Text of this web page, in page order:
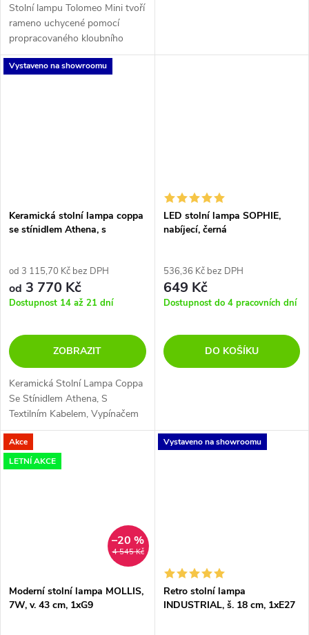
Stolní lampu Tolomeo Mini tvoří
rameno uchycené pomocí
propracovaného kloubního
mechanismu a lanka, které
umožňuje libovolné nastavení
Vystaveno na showroomu
Keramická stolní lampa coppa
se stínidlem Athena, s
od 3 115,70 Kč bez DPH
od 3 770 Kč
Dostupnost 14 až 21 dní
ZOBRAZIT
Keramická Stolní Lampa Coppa
Se Stínidlem Athena, S
Textilním Kabelem, Vypínačem
A Dvoupólovou Zástrčkou Bez
Žárovka Terakotová
Strukturovaná - Bílá -
LED stolní lampa SOPHIE,
nabíjecí, černá
536,36 Kč bez DPH
649 Kč
Dostupnost do 4 pracovních dní
DO KOŠÍKU
Akce
LETNÍ AKCE
4 545 Kč
–20 %
Moderní stolní lampa MOLLIS,
7W, v. 43 cm, 1xG9
Vystaveno na showroomu
Retro stolní lampa
INDUSTRIAL, š. 18 cm, 1xE27